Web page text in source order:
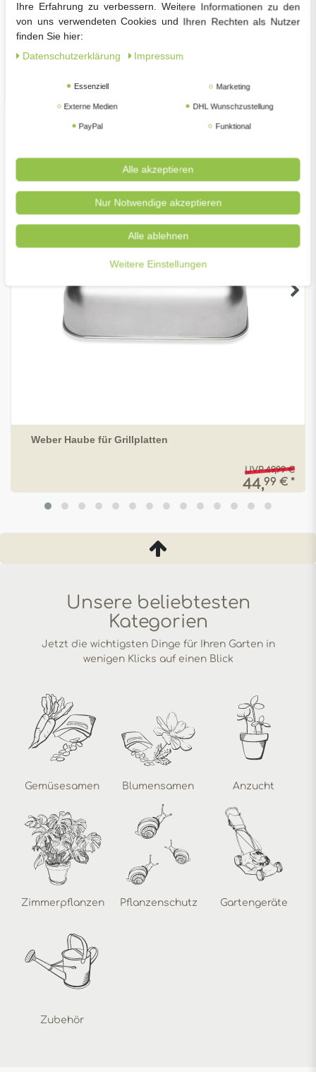
Weber Haube für Grillplatten
UVP 49,99 €
44,99 € *
Unsere beliebtesten
Kategorien
Jetzt die wichtigsten Dinge für Ihren Garten in
wenigen Klicks auf einen Blick
Gemüsesamen Blumensamen Anzucht
Zimmerpflanzen Pflanzenschutz Gartengeräte
Zubehör
Ihre Erfahrung zu verbessern. Weitere Informationen zu den
von uns verwendeten Cookies und Ihren Rechten als Nutzer
finden Sie hier:
Daten­schutz­erklärung
Impressum
Essenziell Marketing
Externe Medien DHL Wunschzustellung
PayPal Funktional
Alle akzeptieren
Nur Notwendige akzeptieren
Alle ablehnen
Weitere Einstellungen